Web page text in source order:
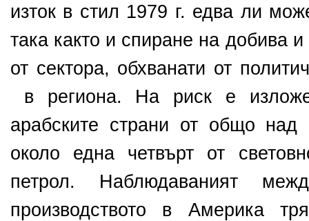
изток в стил 1979 г. едва ли
така както и спиране на добива
от сектора, обхванати от
в региона. На риск е
арабските страни от общо
около една четвърт от
петрол. Наблюдаваният
производството в Америка